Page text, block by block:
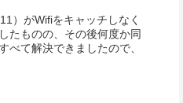
）がWifiをキャッチしなく